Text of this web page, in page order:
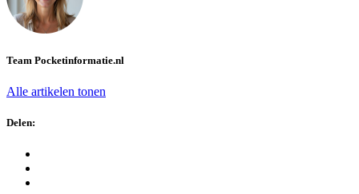
Team Pocketinformatie.nl
Alle artikelen tonen
Delen: